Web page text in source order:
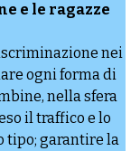
e le ragazze
nei
ogni forma di
nella sfera
il traffico e lo
tipo; garantire la